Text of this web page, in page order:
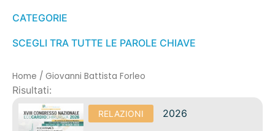
CATEGORIE
SCEGLI TRA TUTTE LE PAROLE CHIAVE
Home / Giovanni Battista Forleo
Risultati:
RELAZIONI 2026